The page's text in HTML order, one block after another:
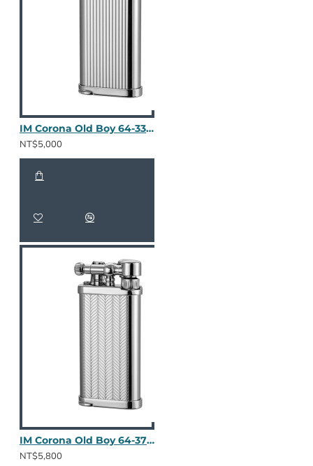
IM Corona Old Boy 64-3306
NT$5,000
IM Corona Old Boy 64-3700
NT$5,800